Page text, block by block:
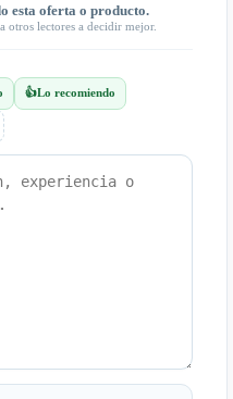
esta oferta o producto.
otros lectores a decidir mejor.
👍Lo recomiendo